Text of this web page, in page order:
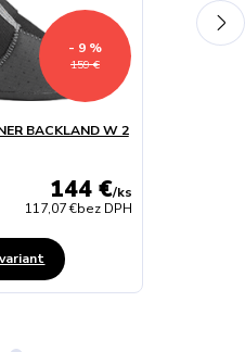
159 €
- 9 %
BACKLAND W 2
144 €/ks
117,07 €bez DPH